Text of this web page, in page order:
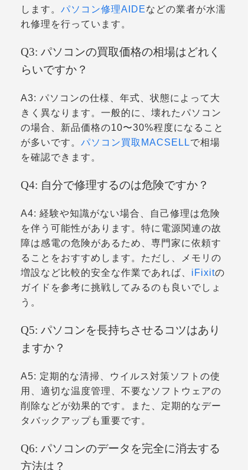
します。 パソコン修理AIDEなどの業者が水濡
れ修理を行っています。
Q3: パソコンの買取価格の相場はどれく
らいですか？
A3: パソコンの仕様、年式、状態によって大
きく異なります。一般的に、壊れたパソコン
の場合、新品価格の10〜30%程度になること
が多いです。 パソコン買取MACSELLで相場
を確認できます。
Q4: 自分で修理するのは危険ですか？
A4: 経験や知識がない場合、自己修理は危険
を伴う可能性があります。特に電源関連の故
障は感電の危険があるため、専門家に依頼す
ることをおすすめします。ただし、メモリの
増設など比較的安全な作業であれば、 iFixitの
ガイドを参考に挑戦してみるのも良いでしょ
う。
Q5: パソコンを長持ちさせるコツはあり
ますか？
A5: 定期的な清掃、ウイルス対策ソフトの使
用、適切な温度管理、不要なソフトウェアの
削除などが効果的です。また、定期的なデー
タバックアップも重要です。
Q6: パソコンのデータを完全に消去する
方法は？